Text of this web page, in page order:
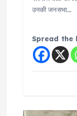
उनकी जनसभा…
Spread the